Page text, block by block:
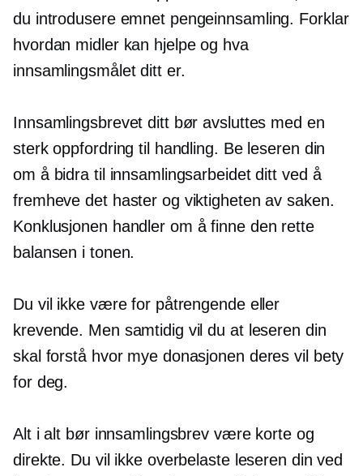
du introdusere emnet pengeinnsamling. Forklar
hvordan midler kan hjelpe og hva
innsamlingsmålet ditt er.
Innsamlingsbrevet ditt bør avsluttes med en
sterk oppfordring til handling. Be leseren din
om å bidra til innsamlingsarbeidet ditt ved å
fremheve det haster og viktigheten av saken.
Konklusjonen handler om å finne den rette
balansen i tonen.
Du vil ikke være for påtrengende eller
krevende. Men samtidig vil du at leseren din
skal forstå hvor mye donasjonen deres vil bety
for deg.
Alt i alt bør innsamlingsbrev være korte og
direkte. Du vil ikke overbelaste leseren din ved